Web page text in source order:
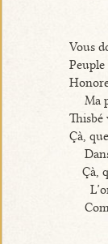
Vous
Ma
Thisbé
Çà,
Çà,